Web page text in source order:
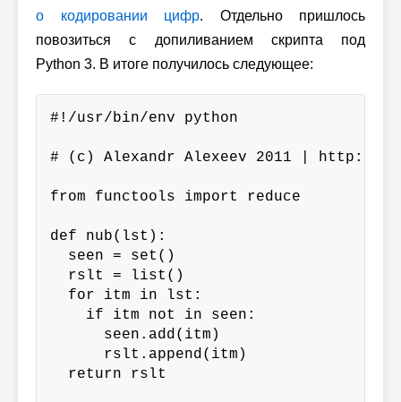
о кодировании цифр. Отдельно пришлось
повозиться с допиливанием скрипта под
Python 3. В итоге получилось следующее:
#!/usr/bin/env python
# (c) Alexandr Alexeev 2011 | http://
from functools import reduce
def nub(lst):
  seen = set()
  rslt = list()
  for itm in lst:
    if itm not in seen:
      seen.add(itm)
      rslt.append(itm)
  return rslt